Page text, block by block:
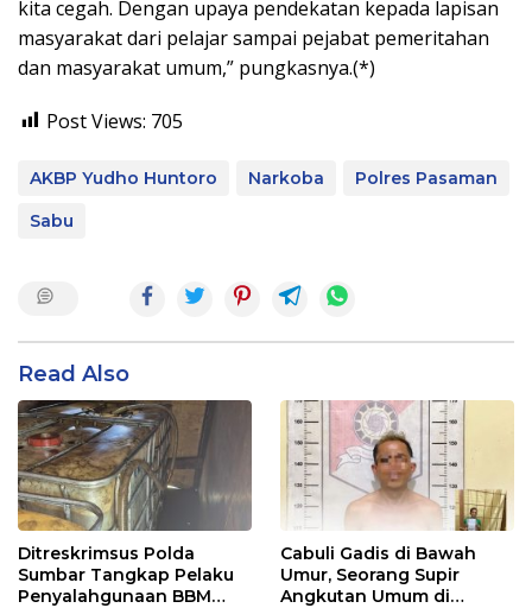
kita cegah. Dengan upaya pendekatan kepada lapisan
masyarakat dari pelajar sampai pejabat pemeritahan
dan masyarakat umum,” pungkasnya.(*)
Post Views: 705
AKBP Yudho Huntoro Narkoba
Polres Pasaman
Sabu
Read Also
Ditreskrimsus Polda
Sumbar Tangkap Pelaku
Penyalahgunaan BBM
Cabuli Gadis di Bawah
Umur, Seorang Supir
Angkutan Umum di